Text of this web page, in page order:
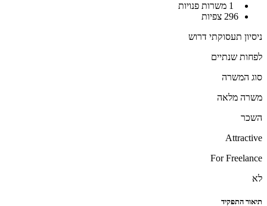
1 משרות פנויות
296 צפיות
ניסיון תעסוקתי דרוש
לפחות שנתיים
סוג המשרה
משרה מלאה
השכר
Attractive
For Freelance
לא
תיאור התפקיד